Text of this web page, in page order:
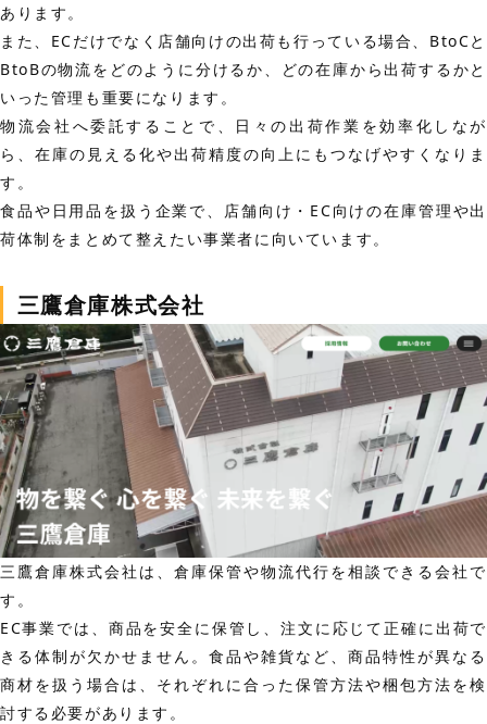
あります。
また、ECだけでなく店舗向けの出荷も行っている場合、BtoCと
BtoBの物流をどのように分けるか、どの在庫から出荷するかと
いった管理も重要になります。
物流会社へ委託することで、日々の出荷作業を効率化しなが
ら、在庫の見える化や出荷精度の向上にもつなげやすくなりま
す。
食品や日用品を扱う企業で、店舗向け・EC向けの在庫管理や出
荷体制をまとめて整えたい事業者に向いています。
三鷹倉庫株式会社
三鷹倉庫株式会社は、倉庫保管や物流代行を相談できる会社で
す。
EC事業では、商品を安全に保管し、注文に応じて正確に出荷で
きる体制が欠かせません。食品や雑貨など、商品特性が異なる
商材を扱う場合は、それぞれに合った保管方法や梱包方法を検
討する必要があります。